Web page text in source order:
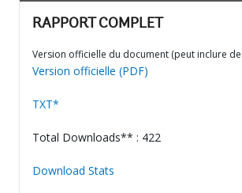
RAPPORT COMPLET
Version officielle du document (peut inclure
Version officielle (PDF)
TXT*
Total Downloads** : 422
Download Stats